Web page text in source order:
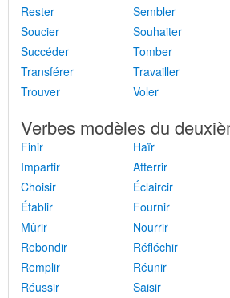
Rester
Sembler
Soucier
Souhaiter
Succéder
Tomber
Transférer
Travailler
Trouver
Voler
Verbes modèles du
Finir
Haïr
Impartir
Atterrir
Choisir
Éclaircir
Établir
Fournir
Mûrir
Nourrir
Rebondir
Réfléchir
Remplir
Réunir
Réussir
Saisir